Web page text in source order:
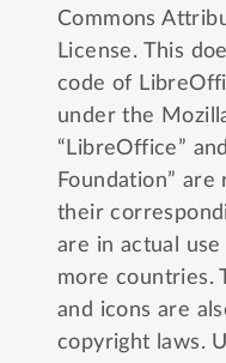
Commons
License. This
code of
under the
“LibreOffice”
Foundation”
their
are in actual
more countries.
and icons are
copyright laws.